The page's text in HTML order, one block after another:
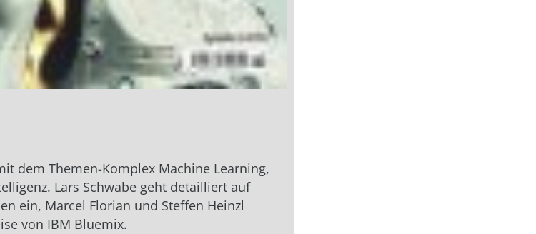
dem Themen-Komplex Machine Learning,
Lars Schwabe geht detailliert auf
ein, Marcel Florian und Steffen Heinzl
von IBM Bluemix.